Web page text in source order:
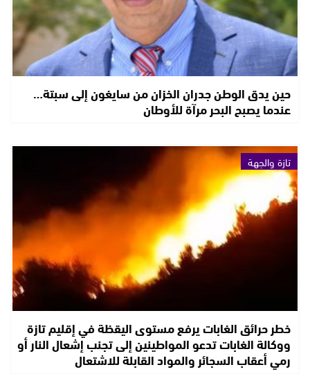
حين يدق الوطن جدران الخزان من سايغون إلى سبتة…
عندما يصبح البحر مرآة للأوطان
تازة والجهة
خطر حرائق الغابات يرفع مستوى اليقظة في إقليم تازة
ووكالة الغابات تدعو المواطينين إلى تجنب إشعال النار أو
رمي أعقاب السجائر والمواد القابلة للاشتعال